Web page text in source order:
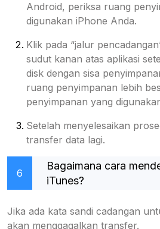
Android, periksa ruang
digunakan iPhone Anda.
Klik pada “jalur
sudut kanan atas aplikasi
disk dengan sisa
ruang penyimpanan lebih
penyimpanan yang
Setelah menyelesaikan
transfer data lagi.
6
Bagaimana cara
iTunes?
Jika ada kata sandi cadangan
akan menggagalkan transfer.